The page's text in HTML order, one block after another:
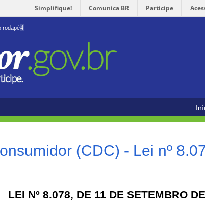
Simplifique! Comunica BR Participe
rodapé4
(CDC) - Lei nº
LEI Nº 8.078, DE 11 DE SETEMBRO